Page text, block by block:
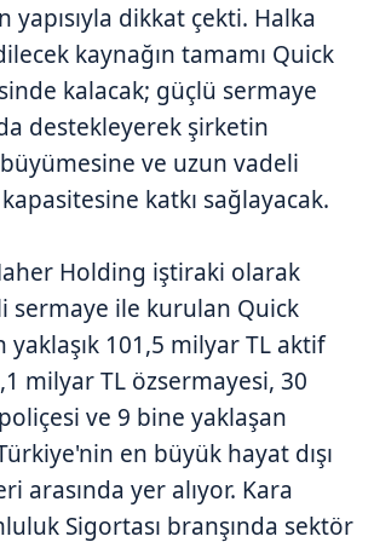
yapısıyla dikkat çekti. Halka
kaynağın tamamı Quick
kalacak; güçlü sermaye
da destekleyerek şirketin
ve uzun vadeli
katkı sağlayacak.
Holding iştiraki olarak
sermaye ile kurulan Quick
101,5 milyar TL aktif
milyar TL özsermayesi, 30
ve 9 bine yaklaşan
en büyük hayat dışı
arasında yer alıyor. Kara
Sigortası branşında sektör